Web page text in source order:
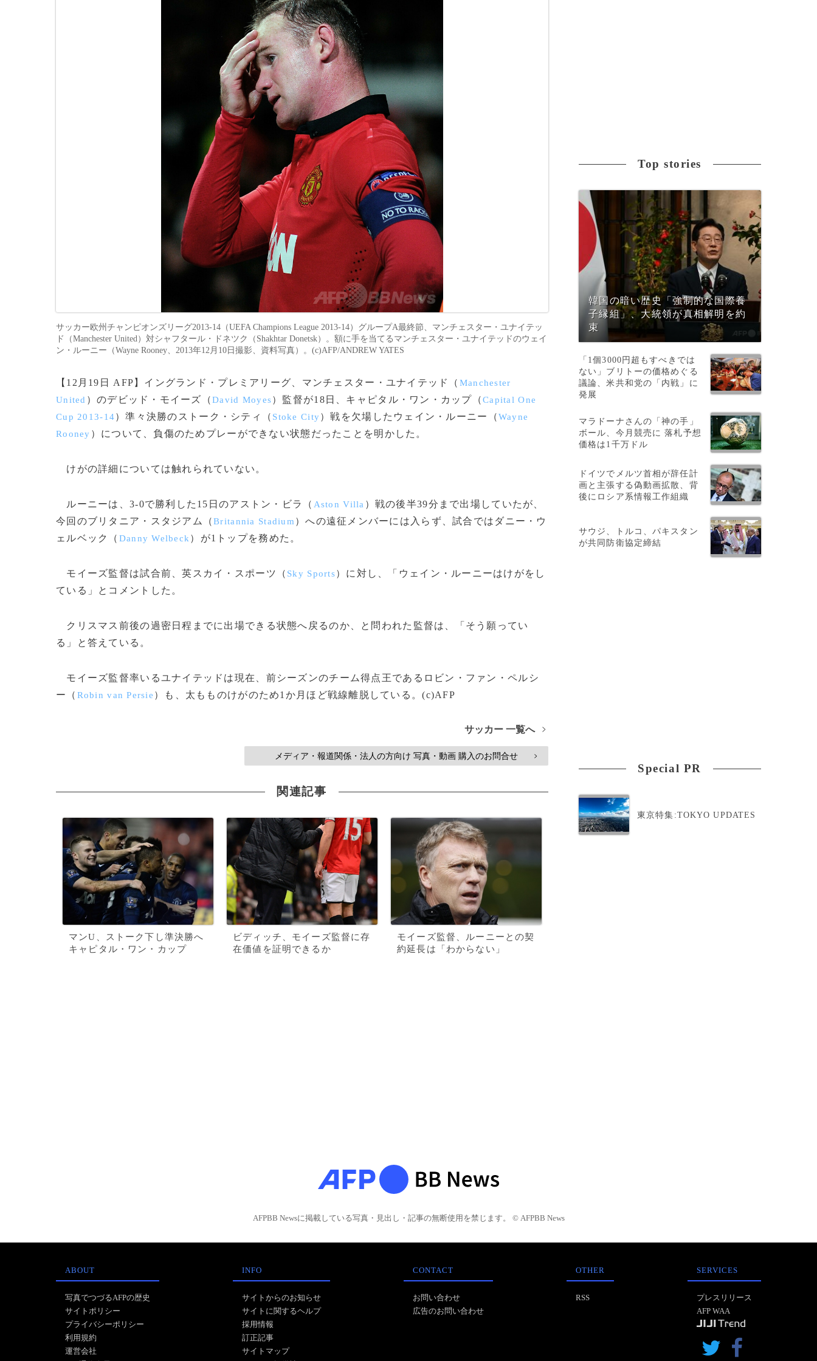
サッカー欧州チャンピオンズリーグ2013-14（UEFA Champions League 2013-14）グループA最終節、マンチェスター・ユナイテッ
ド（Manchester United）対シャフタール・ドネツク（Shakhtar Donetsk）。額に手を当てるマンチェスター・ユナイテッドのウェイ
ン・ルーニー（Wayne Rooney、2013年12月10日撮影、資料写真）。(c)AFP/ANDREW YATES
【12月19日 AFP】イングランド・プレミアリーグ、マンチェスター・ユナイテッド（ Manchester
United ）のデビッド・モイーズ（David Moyes）監督が18日、キャピタル・ワン・カップ（Capital One
Cup 2013-14）準々決勝のストーク・シティ（ Stoke City）戦を欠場したウェイン・ルーニー（Wayne
Rooney ）について、負傷のためプレーができない状態だったことを明かした。
けがの詳細については触れられていない。
ルーニーは、3-0で勝利した15日のアストン・ビラ（ Aston Villa ）戦の後半39分まで出場していたが、
今回のブリタニア・スタジアム（Britannia Stadium ）への遠征メンバーには入らず、試合ではダニー・ウ
ェルベック（ Danny Welbeck ）が1トップを務めた。
モイーズ監督は試合前、英スカイ・スポーツ（ Sky Sports）に対し、「ウェイン・ルーニーはけがをし
ている」とコメントした。
クリスマス前後の過密日程までに出場できる状態へ戻るのか、と問われた監督は、「そう願ってい
る」と答えている。
モイーズ監督率いるユナイテッドは現在、前シーズンのチーム得点王であるロビン・ファン・ペルシ
ー（ Robin van Persie ）も、太もものけがのため1か月ほど戦線離脱している。(c)AFP
サッカー 一覧へ >
メディア・報道関係・法人の方向け 写真・動画 購入のお問合せ >
関連記事
マンU、ストーク下し準決勝へ
キャピタル・ワン・カップ
ビディッチ、モイーズ監督に存
在価値を証明できるか
モイーズ監督、ルーニーとの契
約延長は「わからない」
Top stories
韓国の暗い歴史「強制的な国際養
子縁組」、大統領が真相解明を約
束
「1個3000円超もすべきでは
ない」ブリトーの価格めぐる
議論、米共和党の「内戦」に
発展
マラドーナさんの「神の手」
ボール、今月競売に 落札予想
価格は1千万ドル
ドイツでメルツ首相が辞任計
画と主張する偽動画拡散、背
後にロシア系情報工作組織
サウジ、トルコ、パキスタン
が共同防衛協定締結
Special PR
東京特集:TOKYO UPDATES
AFPBB Newsに掲載している写真・見出し・記事の無断使用を禁じます。 © AFPBB News
ABOUT
写真でつづるAFPの歴史
サイトポリシー
プライバシーポリシー
利用規約
運営会社
INFO
サイトからのお知らせ
サイトに関するヘルプ
採用情報
訂正記事
サイトマップ
CONTACT
お問い合わせ
広告のお問い合わせ
OTHER
RSS
SERVICES
プレスリリース
AFP WAA